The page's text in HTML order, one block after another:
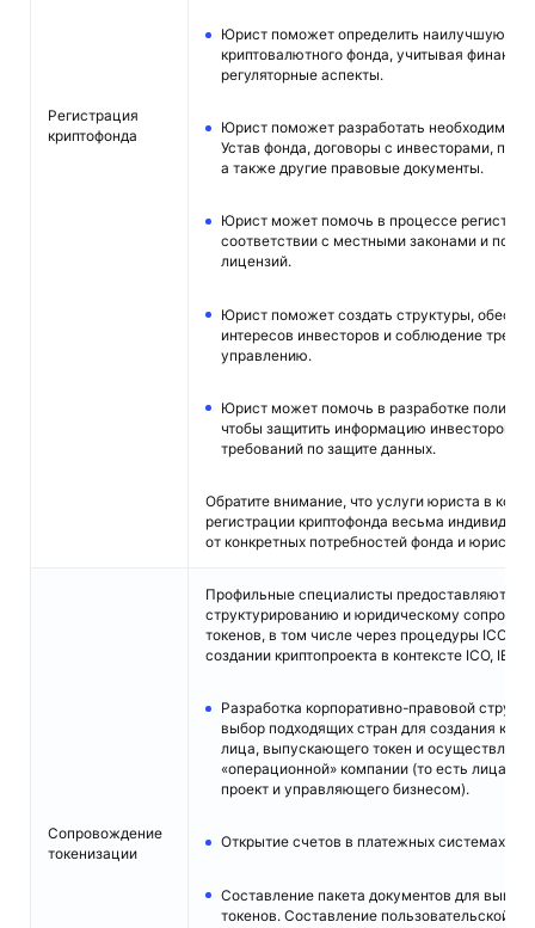
Регистрация
криптофонда
Юрист поможет определить наилучшую
криптовалютного фонда, учитывая
регуляторные аспекты.
Юрист поможет разработать необходимые
Устав фонда, договоры с инвесторами,
а также другие правовые документы.
Юрист может помочь в процессе
соответствии с местными законами и
лицензий.
Юрист поможет создать структуры,
интересов инвесторов и соблюдение
управлению.
Юрист может помочь в разработке
чтобы защитить информацию инвесторов и
требований по защите данных.
Обратите внимание, что услуги юриста в
регистрации криптофонда весьма
от конкретных потребностей фонда и
Сопровождение
токенизации
Профильные специалисты предоставляют
структурированию и юридическому
токенов, в том числе через процедуры ICO
создании криптопроекта в контексте ICO, IEO:
Разработка корпоративно-правовой
выбор подходящих стран для создания
лица, выпускающего токен и
«операционной» компании (то есть лица,
проект и управляющего бизнесом).
Открытие счетов в платежных системах
Составление пакета документов для
токенов. Составление пользовательской